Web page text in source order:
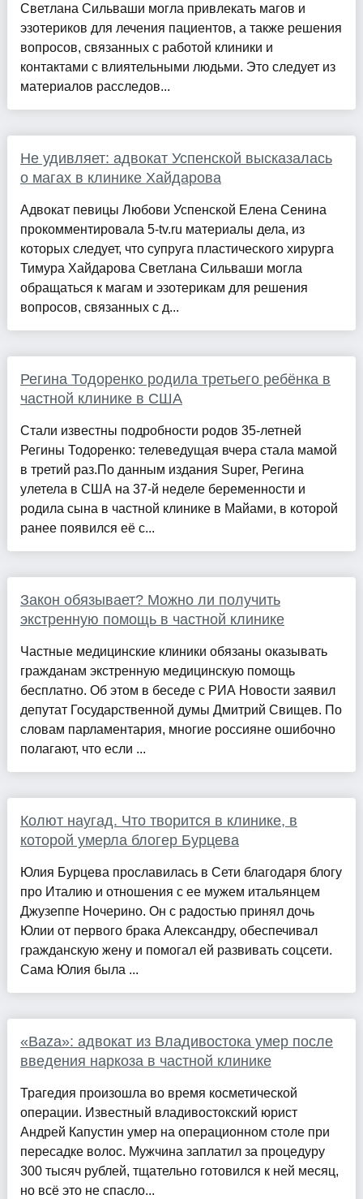
Светлана Сильваши могла привлекать магов и
эзотериков для лечения пациентов, а также решения
вопросов, связанных с работой клиники и
контактами с влиятельными людьми. Это следует из
материалов расследов...
Не удивляет: адвокат Успенской высказалась
о магах в клинике Хайдарова
Адвокат певицы Любови Успенской Елена Сенина
прокомментировала 5-tv.ru материалы дела, из
которых следует, что супруга пластического хирурга
Тимура Хайдарова Светлана Сильваши могла
обращаться к магам и эзотерикам для решения
вопросов, связанных с д...
Регина Тодоренко родила третьего ребёнка в
частной клинике в США
Стали известны подробности родов 35-летней
Регины Тодоренко: телеведущая вчера стала мамой
в третий раз.По данным издания Super, Регина
улетела в США на 37-й неделе беременности и
родила сына в частной клинике в Майами, в которой
ранее появился её с...
Закон обязывает? Можно ли получить
экстренную помощь в частной клинике
Частные медицинские клиники обязаны оказывать
гражданам экстренную медицинскую помощь
бесплатно. Об этом в беседе с РИА Новости заявил
депутат Государственной думы Дмитрий Свищев. По
словам парламентария, многие россияне ошибочно
полагают, что если ...
Колют наугад. Что творится в клинике, в
которой умерла блогер Бурцева
Юлия Бурцева прославилась в Сети благодаря блогу
про Италию и отношения с ее мужем итальянцем
Джузеппе Ночерино. Он с радостью принял дочь
Юлии от первого брака Александру, обеспечивал
гражданскую жену и помогал ей развивать соцсети.
Сама Юлия была ...
«Baza»: адвокат из Владивостока умер после
введения наркоза в частной клинике
Трагедия произошла во время косметической
операции. Известный владивостокский юрист
Андрей Капустин умер на операционном столе при
пересадке волос. Мужчина заплатил за процедуру
300 тысяч рублей, тщательно готовился к ней месяц,
но всё это не спасло...